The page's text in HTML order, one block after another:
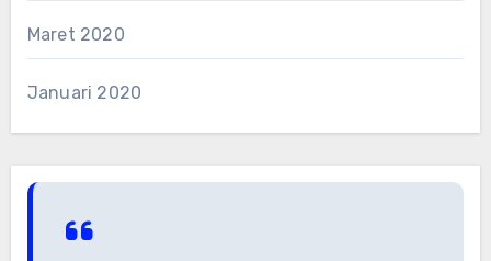
Maret 2020
Januari 2020